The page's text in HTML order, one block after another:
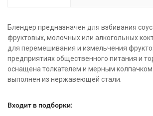
Блендер предназначен для взбивания
фруктовых, молочных или алкогольных
для перемешивания и измельчения
предприятиях общественного питания и
оснащена толкателем и мерным
выполнен из нержавеющей стали.
Входит в подборки: